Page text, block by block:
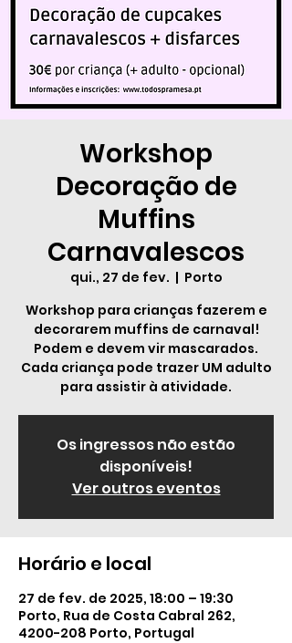
Workshop
Decoração de
Muffins
Carnavalescos
qui., 27 de fev.
  |
Porto
Workshop para crianças fazerem e
decorarem muffins de carnaval!
Podem e devem vir mascarados.
Cada criança pode trazer UM adulto
para assistir à atividade.
Os ingressos não estão
disponíveis!
Ver outros eventos
Horário e local
27 de fev. de 2025, 18:00 – 19:30
Porto, Rua de Costa Cabral 262,
4200-208 Porto, Portugal